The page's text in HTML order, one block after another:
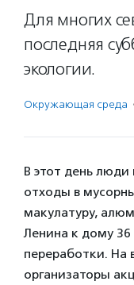
Для многих
последняя
экологии.
Окружающая среда
В этот день
отходы в
макулатуру,
Ленина к дому
переработки. На
организаторы